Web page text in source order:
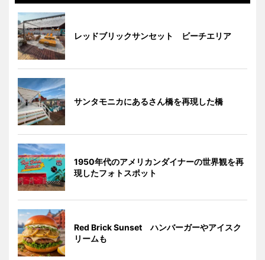
レッドブリックサンセット ビーチエリア
サンタモニカにあるさん橋を再現した橋
1950年代のアメリカンダイナーの世界観を再
現したフォトスポット
Red Brick Sunset ハンバーガーやアイスク
リームも